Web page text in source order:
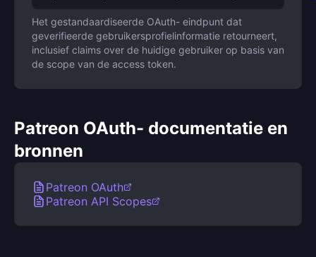
Het gestandaardiseerde OAuth- eindpunt dat
geverifieerde gebruikersprofielinformatie retourneert,
inclusief claims over de huidige gebruiker op basis van
de scope van de access token.
Patreon OAuth- documentatie en
bronnen
Patreon OAuth
Patreon API Scopes